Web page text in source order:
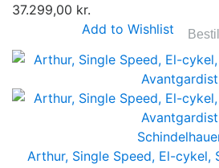
37.299,00 kr.
Add to Wishlist
Arthur, Single Speed, El-cykel,